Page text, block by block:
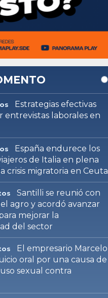
Estrategias efectivas
entrevistas laborales en
España endurece los
de Italia en plena
crisis migratoria en Ceuta
Santilli se reunió con
agro y acordó avanzar
mejorar la
del sector
El empresario Marcelo
oral por una causa de
sexual contra